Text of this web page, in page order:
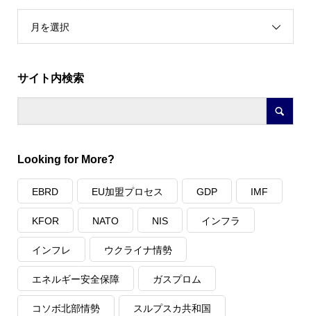
月を選択
サイト内検索
Looking for More?
EBRD EU加盟プロセス GDP IMF
KFOR NATO NIS インフラ
インフレ ウクライナ情勢
エネルギー安全保障 ガスプロム
コソボ北部情勢 スルプスカ共和国